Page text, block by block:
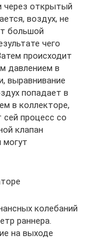
через открытый
воздух, не
большой
чего
происходит
давлением в
выравнивание
попадает в
в коллекторе,
процесс со
клапан
могут
колебаний
раннера.
на выходе